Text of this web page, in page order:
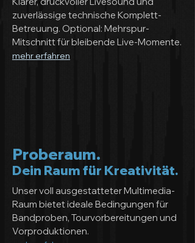
zuverlässige technische Komplett-
Betreuung. Optional: Mehrspur-
Mitschnitt für bleibende Live-Momente.
mehr erfahren
Proberaum.
Dein Raum für Kreativität.
Unser voll ausgestatteter Multimedia-
Raum bietet ideale Bedingungen für
Bandproben, Tourvorbereitungen und
Vorproduktionen.